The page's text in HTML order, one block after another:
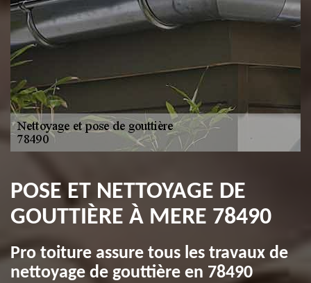
POSE ET NETTOYAGE DE
GOUTTIÈRE À MERE 78490
Pro toiture assure tous les travaux de
nettoyage de gouttière en 78490